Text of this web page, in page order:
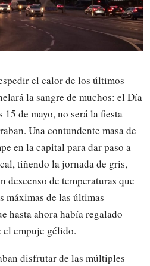
el calor de los últimos
la sangre de muchos: el Día
de mayo, no será la fiesta
Una contundente masa de
en la capital para dar paso a
tiñendo la jornada de gris,
descenso de temperaturas que
máximas de las últimas
hasta ahora había regalado
el empuje gélido.
disfrutar de las múltiples